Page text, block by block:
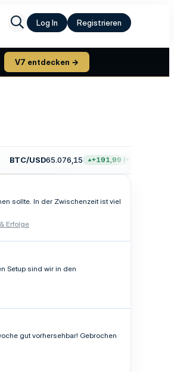
Log In Registrieren
V7 entdecken →
BTC/USD65.076,15 +191,99 (+0,30 %)
sollte. In der Zwischenzeit ist viel
Erfolge
Setup sind wir in den
gut vorhersehbar! Gebrochen